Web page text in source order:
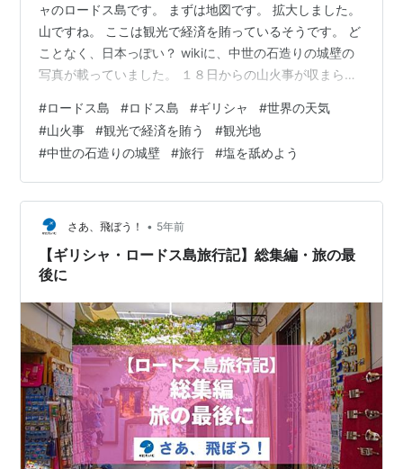
ャのロードス島です。 まずは地図です。 拡大しました。
山ですね。 ここは観光で経済を賄っているそうです。 ど
ことなく、日本っぽい？ wikiに、中世の石造りの城壁の
写真が載っていました。 １８日からの山火事が収まらな
と良いですね。 ギリシャで山火事拡大 ロードス島、船で
2千人避難（共同通信） - Yahoo!ニュース それでは天気
です。 ロードス島の明日の天気は、 雨 最高気温３３℃
最低気温３０℃です。 この島、熱いね。 夜が寝苦しそ
う・・・。 東京の明日の天気は、 晴時々曇 最高気温…
#ロードス島 #ロドス島 #ギリシャ #世界の天気
#山火事 #観光で経済を賄う #観光地
#中世の石造りの城壁 #旅行 #塩を舐めよう
さあ、飛ぼう！ • 5年前
【ギリシャ・ロードス島旅行記】総集編・旅の最
後に